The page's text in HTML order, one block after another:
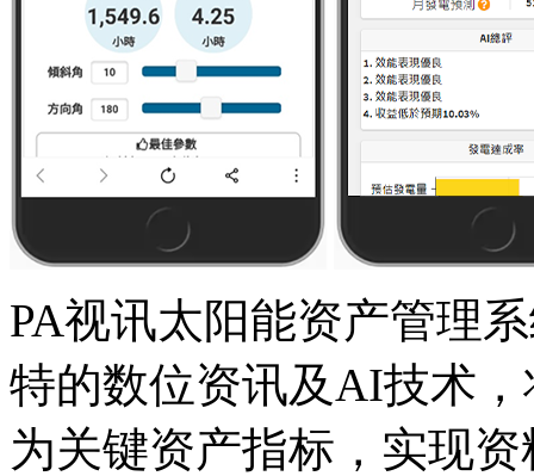
PA视讯太阳能资产管理
特的数位资讯及AI技术
为关键资产指标，实现